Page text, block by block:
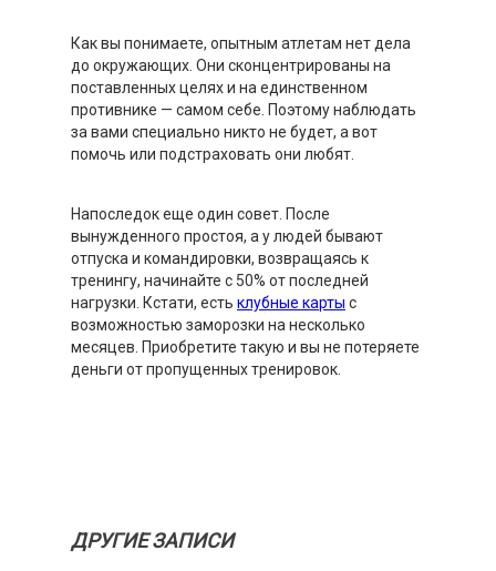
Как вы понимаете, опытным атлетам нет дела
до окружающих. Они сконцентрированы на
поставленных целях и на единственном
противнике — самом себе. Поэтому наблюдать
за вами специально никто не будет, а вот
помочь или подстраховать они любят.
Напоследок еще один совет. После
вынужденного простоя, а у людей бывают
отпуска и командировки, возвращаясь к
тренингу, начинайте с 50% от последней
нагрузки. Кстати, есть клубные карты с
возможностью заморозки на несколько
месяцев. Приобретите такую и вы не потеряете
деньги от пропущенных тренировок.
ДРУГИЕ ЗАПИСИ